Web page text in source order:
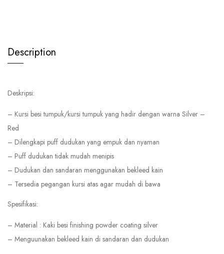
Description
Deskripsi:
– Kursi besi tumpuk/kursi tumpuk yang hadir dengan warna Silver –
Red
– Dilengkapi puff dudukan yang empuk dan nyaman
– Puff dudukan tidak mudah menipis
– Dudukan dan sandaran menggunakan bekleed kain
– Tersedia pegangan kursi atas agar mudah di bawa
Spesifikasi:
– Material : Kaki besi finishing powder coating silver
– Menguunakan bekleed kain di sandaran dan dudukan